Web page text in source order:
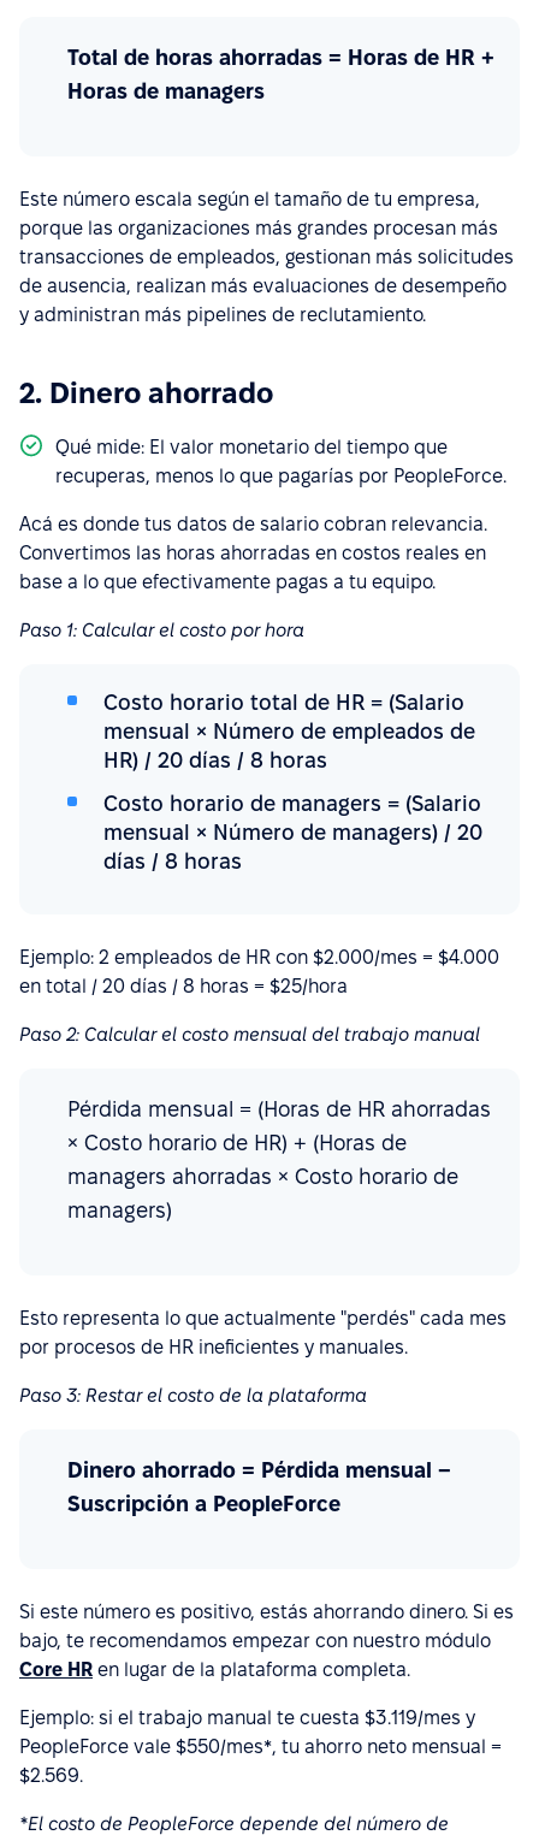
Total de horas ahorradas = Horas de HR +
Horas de managers
Este número escala según el tamaño de tu empresa,
porque las organizaciones más grandes procesan más
transacciones de empleados, gestionan más solicitudes
de ausencia, realizan más evaluaciones de desempeño
y administran más pipelines de reclutamiento.
2. Dinero ahorrado
Qué mide: El valor monetario del tiempo que
recuperas, menos lo que pagarías por PeopleForce.
Acá es donde tus datos de salario cobran relevancia.
Convertimos las horas ahorradas en costos reales en
base a lo que efectivamente pagas a tu equipo.
Paso 1: Calcular el costo por hora
Costo horario total de HR = (Salario
mensual × Número de empleados de
HR) / 20 días / 8 horas
Costo horario de managers = (Salario
mensual × Número de managers) / 20
días / 8 horas
Ejemplo: 2 empleados de HR con $2.000/mes = $4.000
en total / 20 días / 8 horas = $25/hora
Paso 2: Calcular el costo mensual del trabajo manual
Pérdida mensual = (Horas de HR ahorradas
× Costo horario de HR) + (Horas de
managers ahorradas × Costo horario de
managers)
Esto representa lo que actualmente "perdés" cada mes
por procesos de HR ineficientes y manuales.
Paso 3: Restar el costo de la plataforma
Dinero ahorrado = Pérdida mensual −
Suscripción a PeopleForce
Si este número es positivo, estás ahorrando dinero. Si es
bajo, te recomendamos empezar con nuestro módulo
Core HR en lugar de la plataforma completa.
Ejemplo: si el trabajo manual te cuesta $3.119/mes y
PeopleForce vale $550/mes*, tu ahorro neto mensual =
$2.569.
*El costo de PeopleForce depende del número de